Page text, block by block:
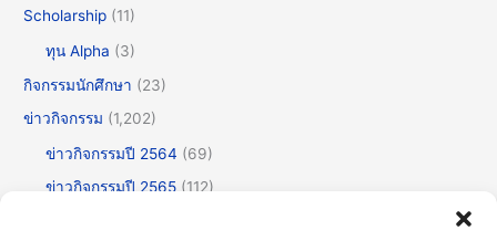
Scholarship (11)
ทุน Alpha (3)
กิจกรรมนักศึกษา (23)
ข่าวกิจกรรม (1,202)
ข่าวกิจกรรมปี 2564 (69)
ข่าวกิจกรรมปี 2565 (112)